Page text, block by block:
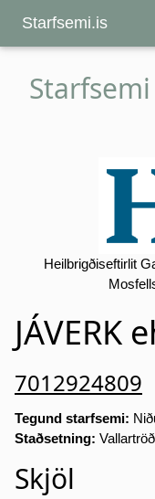
Starfsemi.is
Starfsemi
Heilbrigðiseftirlit
JÁVERK
7012924809
Tegund starfsemi:
Staðsetning:
Skjöl